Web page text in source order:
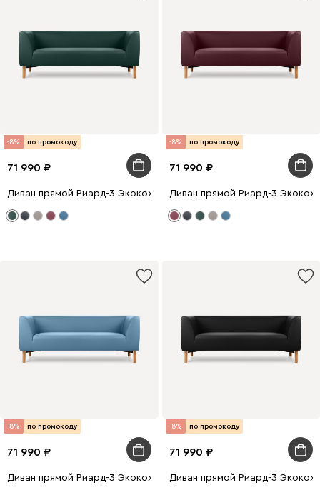
-8% по промокоду
71 990
Диван прямой Риард-3 Экокожа Зеленый
-8% по промокоду
71 990
Диван прямой Риард-3
-8% по промокоду
71 990
Диван прямой Риард-3 Экокожа Голубой
-8% по промокоду
71 990
Диван прямой Риард-3